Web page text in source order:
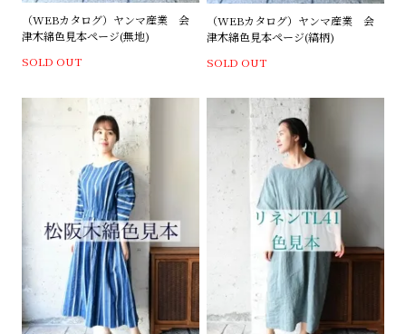
（WEBカタログ）ヤンマ産業 会
津木綿色見本ページ(無地)
SOLD OUT
（WEBカタログ）ヤンマ産業 会
津木綿色見本ページ(縞柄)
SOLD OUT